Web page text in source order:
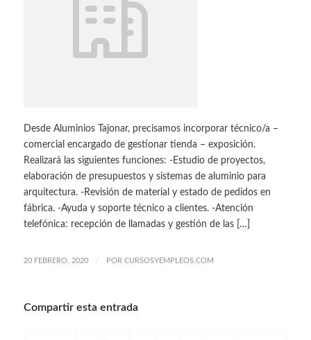
Desde Aluminios Tajonar, precisamos incorporar técnico/a –
comercial encargado de gestionar tienda – exposición.
Realizará las siguientes funciones: -Estudio de proyectos,
elaboración de presupuestos y sistemas de aluminio para
arquitectura. -Revisión de material y estado de pedidos en
fábrica. -Ayuda y soporte técnico a clientes. -Atención
telefónica: recepción de llamadas y gestión de las […]
20 FEBRERO, 2020 / POR CURSOSYEMPLEOS.COM
Compartir esta entrada